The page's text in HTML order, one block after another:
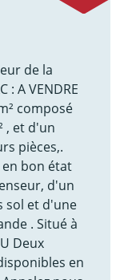
de la
: A VENDRE
composé
, et d'un
pièces,.
bon état
d'un
sol et d'une
. Situé à
Deux
en